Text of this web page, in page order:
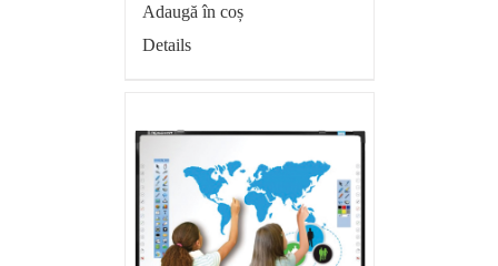
Adaugă în coș
Details